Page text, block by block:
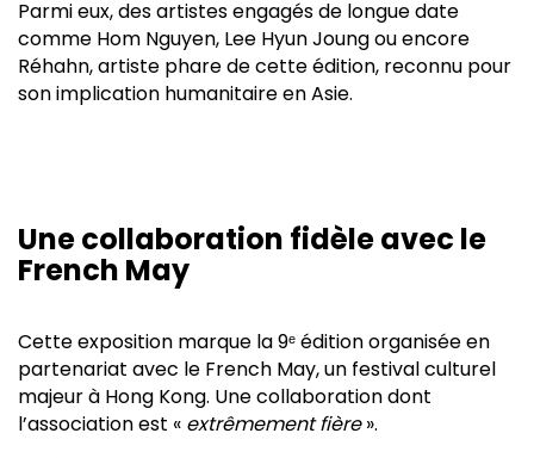
Parmi eux, des artistes engagés de longue date
comme Hom Nguyen, Lee Hyun Joung ou encore
Réhahn, artiste phare de cette édition, reconnu pour
son implication humanitaire en Asie.
Une collaboration fidèle avec le
French May
Cette exposition marque la 9ᵉ édition organisée en
partenariat avec le French May, un festival culturel
majeur à Hong Kong. Une collaboration dont
l’association est « extrêmement fière».